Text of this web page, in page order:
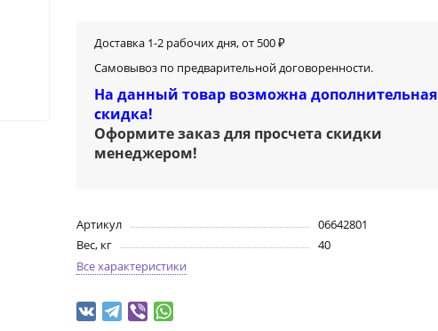
Доставка 1-2 рабочих дня, от 500 ₽
Самовывоз по предварительной договоренности.
На данный товар возможна дополнительная
скидка!
Оформите заказ для просчета скидки
менеджером!
Артикул
06642801
Вес, кг
40
Все характеристики